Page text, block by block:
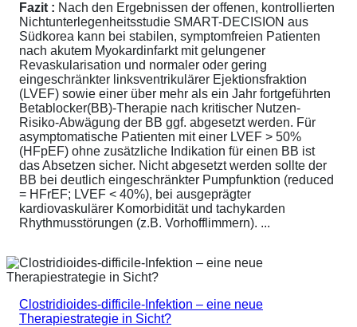
Fazit : Nach den Ergebnissen der offenen, kontrollierten
Nichtunterlegenheitsstudie SMART-DECISION aus
Südkorea kann bei stabilen, symptomfreien Patienten
nach akutem Myokardinfarkt mit gelungener
Revaskularisation und normaler oder gering
eingeschränkter linksventrikulärer Ejektionsfraktion
(LVEF) sowie einer über mehr als ein Jahr fortgeführten
Betablocker(BB)-Therapie nach kritischer Nutzen-
Risiko-Abwägung der BB ggf. abgesetzt werden. Für
asymptomatische Patienten mit einer LVEF > 50%
(HFpEF) ohne zusätzliche Indikation für einen BB ist
das Absetzen sicher. Nicht abgesetzt werden sollte der
BB bei deutlich eingeschränkter Pumpfunktion (reduced
= HFrEF; LVEF < 40%), bei ausgeprägter
kardiovaskulärer Komorbidität und tachykarden
Rhythmusstörungen (z.B. Vorhofflimmern). ...
Clostridioides-difficile-Infektion – eine neue
Therapiestrategie in Sicht?